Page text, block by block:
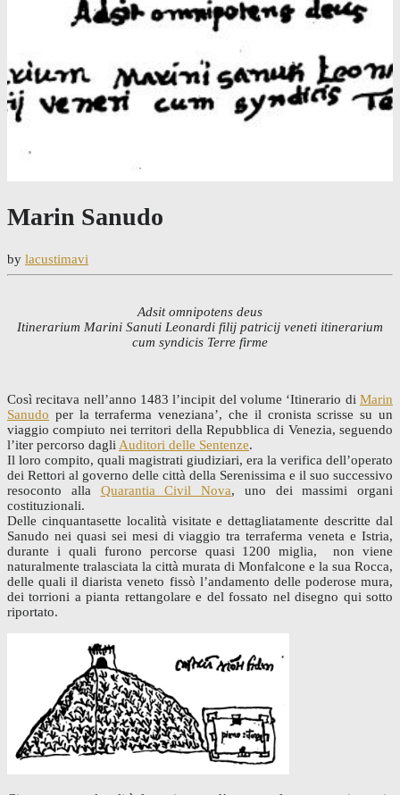
Marin Sanudo
by lacustimavi
Adsit omnipotens deus
Itinerarium Marini Sanuti Leonardi filij patricij veneti itinerarium
cum syndicis Terre firme
Così recitava nell’anno 1483 l’incipit del volume ‘Itinerario di Marin
Sanudo per la terraferma veneziana’, che il cronista scrisse su un
viaggio compiuto nei territori della Repubblica di Venezia, seguendo
l’iter percorso dagli Auditori delle Sentenze.
Il loro compito, quali magistrati giudiziari, era la verifica dell’operato
dei Rettori al governo delle città della Serenissima e il suo successivo
resoconto alla Quarantia Civil Nova, uno dei massimi organi
costituzionali.
Delle cinquantasette località visitate e dettagliatamente descritte dal
Sanudo nei quasi sei mesi di viaggio tra terraferma veneta e Istria,
durante i quali furono percorse quasi 1200 miglia, non viene
naturalmente tralasciata la città murata di Monfalcone e la sua Rocca,
delle quali il diarista veneto fissò l’andamento delle poderose mura,
dei torrioni a pianta rettangolare e del fossato nel disegno qui sotto
riportato.